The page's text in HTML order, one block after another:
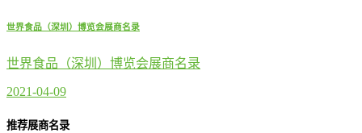
世界食品（深圳）博览会展商名录
世界食品（深圳）博览会展商名录
2021-04-09
推荐展商名录